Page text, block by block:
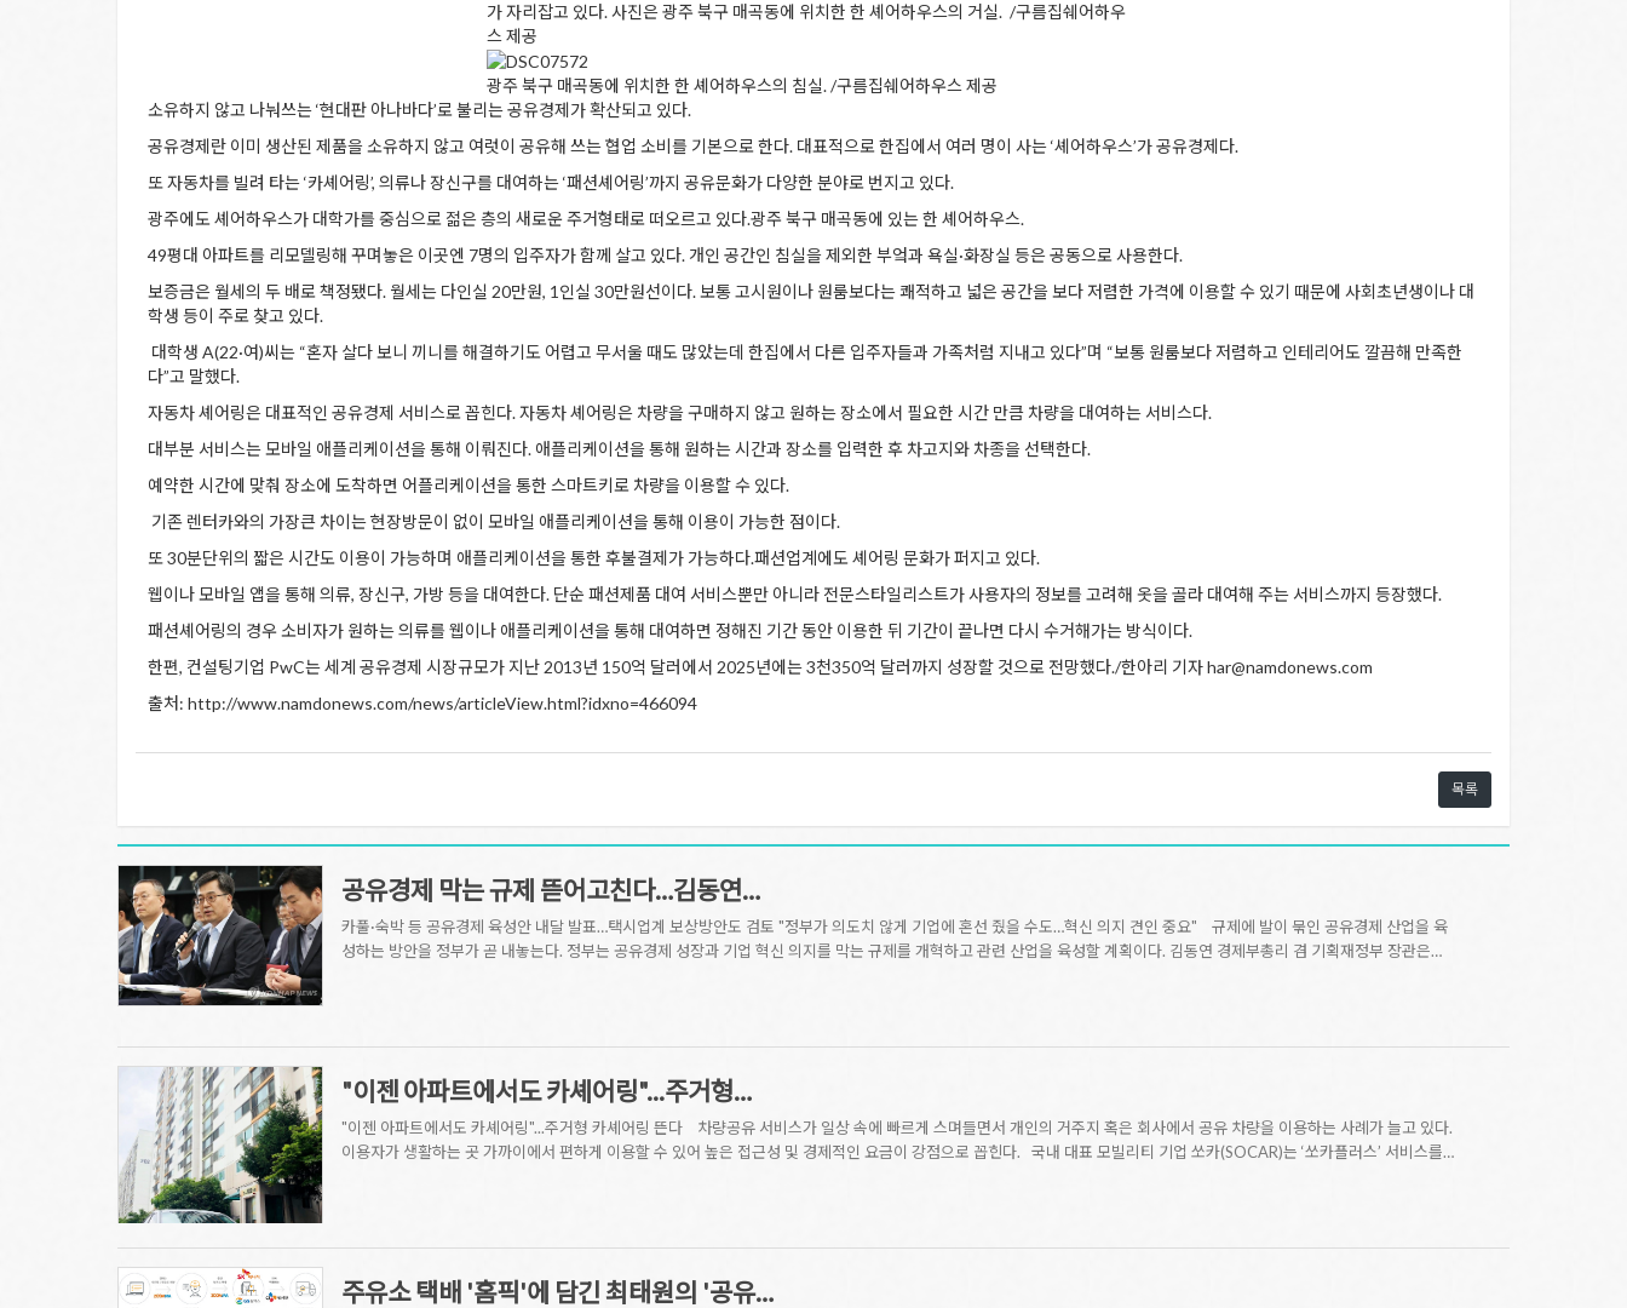
가 자리잡고 있다. 사진은 광주 북구 매곡동에 위치한 한 셰어하우스의 거실. /구름집쉐어하우
스 제공
광주 북구 매곡동에 위치한 한 셰어하우스의 침실. /구름집쉐어하우스 제공
소유하지 않고 나눠쓰는 ‘현대판 아나바다’로 불리는 공유경제가 확산되고 있다.
공유경제란 이미 생산된 제품을 소유하지 않고 여럿이 공유해 쓰는 협업 소비를 기본으로 한다. 대표적으로 한집에서 여러 명이 사는 ‘셰어하우스’가 공유경제다.
또 자동차를 빌려 타는 ‘카셰어링’, 의류나 장신구를 대여하는 ‘패션셰어링’까지 공유문화가 다양한 분야로 번지고 있다.
광주에도 셰어하우스가 대학가를 중심으로 젊은 층의 새로운 주거형태로 떠오르고 있다.광주 북구 매곡동에 있는 한 셰어하우스.
49평대 아파트를 리모델링해 꾸며놓은 이곳엔 7명의 입주자가 함께 살고 있다. 개인 공간인 침실을 제외한 부엌과 욕실·화장실 등은 공동으로 사용한다.
보증금은 월세의 두 배로 책정됐다. 월세는 다인실 20만원, 1인실 30만원선이다. 보통 고시원이나 원룸보다는 쾌적하고 넓은 공간을 보다 저렴한 가격에 이용할 수 있기 때문에 사회초년생이나 대
학생 등이 주로 찾고 있다.
대학생 A(22·여)씨는 “혼자 살다 보니 끼니를 해결하기도 어렵고 무서울 때도 많았는데 한집에서 다른 입주자들과 가족처럼 지내고 있다”며 “보통 원룸보다 저렴하고 인테리어도 깔끔해 만족한
다”고 말했다.
자동차 셰어링은 대표적인 공유경제 서비스로 꼽힌다. 자동차 셰어링은 차량을 구매하지 않고 원하는 장소에서 필요한 시간 만큼 차량을 대여하는 서비스다.
대부분 서비스는 모바일 애플리케이션을 통해 이뤄진다. 애플리케이션을 통해 원하는 시간과 장소를 입력한 후 차고지와 차종을 선택한다.
예약한 시간에 맞춰 장소에 도착하면 어플리케이션을 통한 스마트키로 차량을 이용할 수 있다.
기존 렌터카와의 가장큰 차이는 현장방문이 없이 모바일 애플리케이션을 통해 이용이 가능한 점이다.
또 30분단위의 짧은 시간도 이용이 가능하며 애플리케이션을 통한 후불결제가 가능하다.패션업계에도 셰어링 문화가 퍼지고 있다.
웹이나 모바일 앱을 통해 의류, 장신구, 가방 등을 대여한다. 단순 패션제품 대여 서비스뿐만 아니라 전문스타일리스트가 사용자의 정보를 고려해 옷을 골라 대여해 주는 서비스까지 등장했다.
패션셰어링의 경우 소비자가 원하는 의류를 웹이나 애플리케이션을 통해 대여하면 정해진 기간 동안 이용한 뒤 기간이 끝나면 다시 수거해가는 방식이다.
한편, 컨설팅기업 PwC는 세계 공유경제 시장규모가 지난 2013년 150억 달러에서 2025년에는 3천350억 달러까지 성장할 것으로 전망했다./한아리 기자 har@namdonews.com
출처: http://www.namdonews.com/news/articleView.html?idxno=466094
목록
공유경제 막는 규제 뜯어고친다…김동연…
카풀·숙박 등 공유경제 육성안 내달 발표…택시업계 보상방안도 검토 "정부가 의도치 않게 기업에 혼선 줬을 수도…혁신 의지 견인 중요" 규제에 발이 묶인 공유경제 산업을 육
성하는 방안을 정부가 곧 내놓는다. 정부는 공유경제 성장과 기업 혁신 의지를 막는 규제를 개혁하고 관련 산업을 육성할 계획이다. 김동연 경제부총리 겸 기획재정부 장관은…
"이젠 아파트에서도 카셰어링"...주거형…
"이젠 아파트에서도 카셰어링"...주거형 카셰어링 뜬다 차량공유 서비스가 일상 속에 빠르게 스며들면서 개인의 거주지 혹은 회사에서 공유 차량을 이용하는 사례가 늘고 있다.
이용자가 생활하는 곳 가까이에서 편하게 이용할 수 있어 높은 접근성 및 경제적인 요금이 강점으로 꼽힌다. 국내 대표 모빌리티 기업 쏘카(SOCAR)는 ‘쏘카플러스’ 서비스를…
주유소 택배 '홈픽'에 담긴 최태원의 '공유…